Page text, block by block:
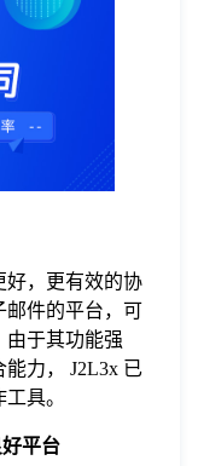
好，更有效的协
邮件的平台，可
由于其功能强
力， J2L3x 已
具。
平台